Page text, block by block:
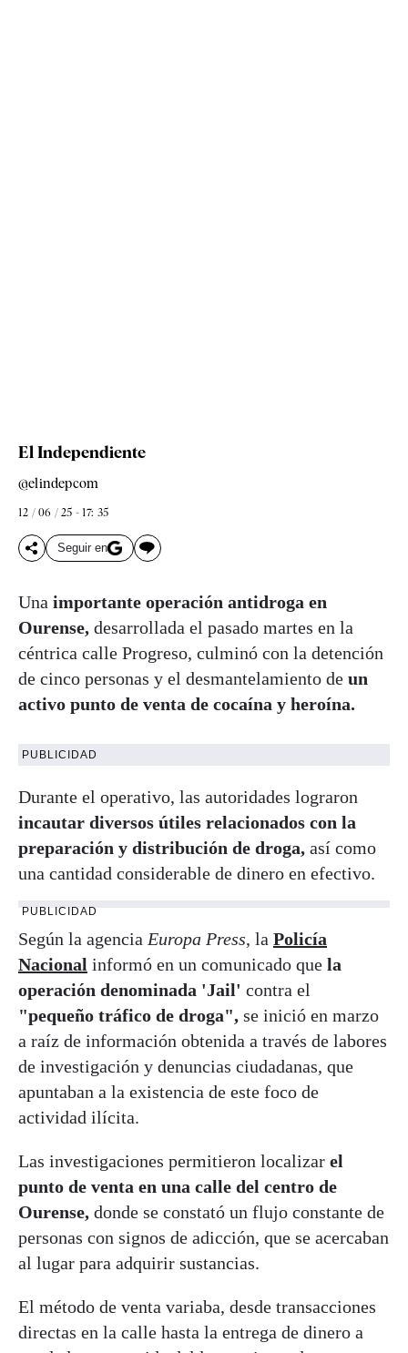
El Independiente
@elindepcom
12 / 06 / 25 - 17: 35
Seguir en
Una importante operación antidroga en
Ourense, desarrollada el pasado martes en la
céntrica calle Progreso, culminó con la detención
de cinco personas y el desmantelamiento de un
activo punto de venta de cocaína y heroína.
PUBLICIDAD
Durante el operativo, las autoridades lograron
incautar diversos útiles relacionados con la
preparación y distribución de droga, así como
una cantidad considerable de dinero en efectivo.
PUBLICIDAD
Según la agencia Europa Press, la Policía
Nacional informó en un comunicado que la
operación denominada 'Jail' contra el
"pequeño tráfico de droga", se inició en marzo
a raíz de información obtenida a través de labores
de investigación y denuncias ciudadanas, que
apuntaban a la existencia de este foco de
actividad ilícita.
Las investigaciones permitieron localizar el
punto de venta en una calle del centro de
Ourense, donde se constató un flujo constante de
personas con signos de adicción, que se acercaban
al lugar para adquirir sustancias.
El método de venta variaba, desde transacciones
directas en la calle hasta la entrega de dinero a